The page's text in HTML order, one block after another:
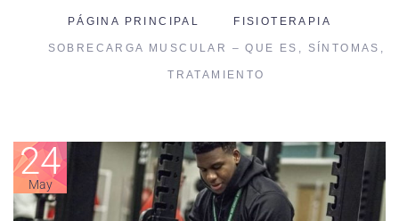
PÁGINA PRINCIPAL FISIOTERAPIA
SOBRECARGA MUSCULAR – QUE ES, SÍNTOMAS,
TRATAMIENTO
24
May